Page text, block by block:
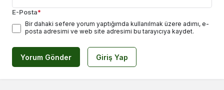
E-Posta*
Bir dahaki sefere yorum yaptığımda kullanılmak üzere adımı, e-
posta adresimi ve web site adresimi bu tarayıcıya kaydet.
Yorum Gönder Giriş Yap